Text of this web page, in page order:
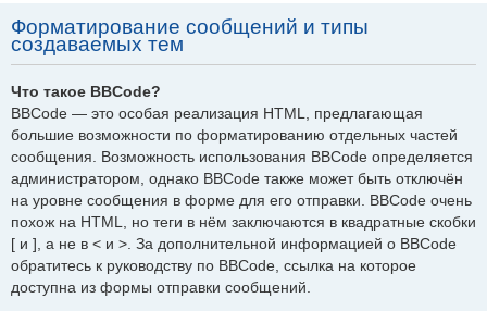
Форматирование сообщений и типы
создаваемых тем
Что такое BBCode?
BBCode — это особая реализация HTML, предлагающая
большие возможности по форматированию отдельных частей
сообщения. Возможность использования BBCode определяется
администратором, однако BBCode также может быть отключён
на уровне сообщения в форме для его отправки. BBCode очень
похож на HTML, но теги в нём заключаются в квадратные скобки
[ и ], а не в < и >. За дополнительной информацией о BBCode
обратитесь к руководству по BBCode, ссылка на которое
доступна из формы отправки сообщений.